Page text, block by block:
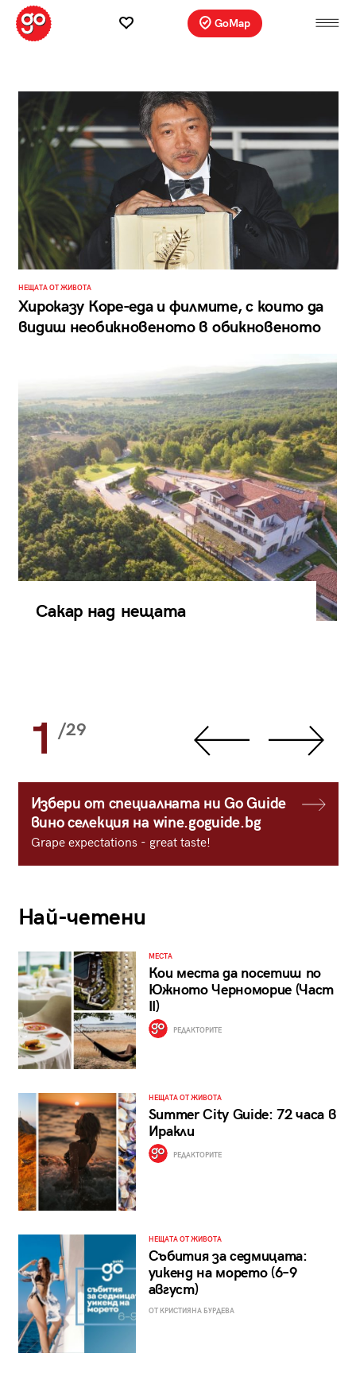
GoMap
НЕЩАТА ОТ ЖИВОТА
Хироказу Коре-еда и филмите, с които да
видиш необикновеното в обикновеното
Сакар над нещата
1 /29
Избери от специалната ни Go Guide
вино селекция на wine.goguide.bg
Grape expectations - great taste!
Най-четени
МЕСТА
Кои места да посетиш по
Южното Черноморие (Част
II)
РЕДАКТОРИТЕ
НЕЩАТА ОТ ЖИВОТА
Summer City Guide: 72 часа в
Иракли
РЕДАКТОРИТЕ
НЕЩАТА ОТ ЖИВОТА
Събития за седмицата:
уикенд на морето (6–9
август)
ОТ КРИСТИЯНА БУРДЕВА